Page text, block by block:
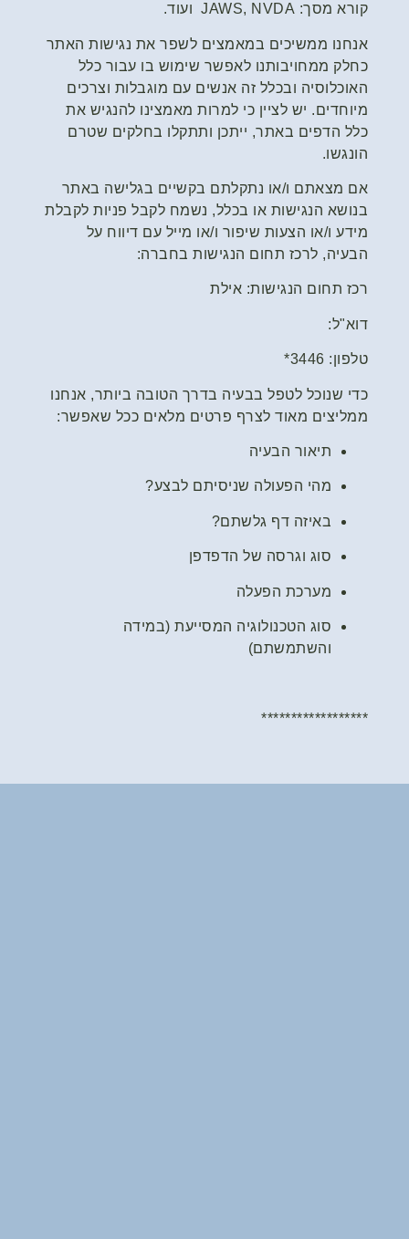
קורא מסך: JAWS, NVDA ועוד.
אנחנו ממשיכים במאמצים לשפר את נגישות האתר
כחלק ממחויבותנו לאפשר שימוש בו עבור כלל
האוכלוסיה ובכלל זה אנשים עם מוגבלות וצרכים
מיוחדים. יש לציין כי למרות מאמצינו להנגיש את
כלל הדפים באתר, ייתכן ותתקלו בחלקים שטרם
הונגשו.
אם מצאתם ו/או נתקלתם בקשיים בגלישה באתר
בנושא הנגישות או בכלל, נשמח לקבל פניות לקבלת
מידע ו/או הצעות שיפור ו/או מייל עם דיווח על
הבעיה, לרכז תחום הנגישות בחברה:
רכז תחום הנגישות: אילת
דוא"ל:
טלפון: 3446*
כדי שנוכל לטפל בבעיה בדרך הטובה ביותר, אנחנו
ממליצים מאוד לצרף פרטים מלאים ככל שאפשר:
תיאור הבעיה
מהי הפעולה שניסיתם לבצע?
באיזה דף גלשתם?
סוג וגרסה של הדפדפן
מערכת הפעלה
סוג הטכנולוגיה המסייעת (במידה
והשתמשתם)
******************